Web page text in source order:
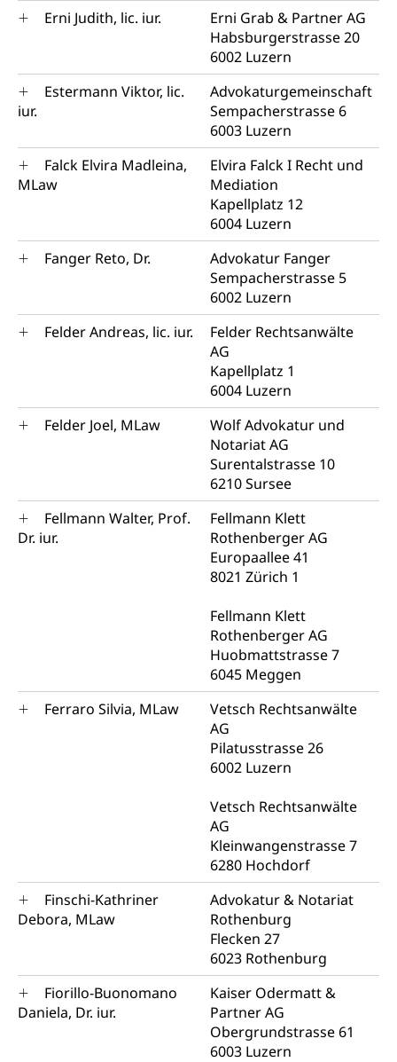
Erni Judith, lic. iur.
Erni Grab & Partner AG
Habsburgerstrasse 20
6002 Luzern
Estermann Viktor, lic.
iur.
Advokaturgemeinschaft
Sempacherstrasse 6
6003 Luzern
Falck Elvira Madleina,
MLaw
Elvira Falck I Recht und
Mediation
Kapellplatz 12
6004 Luzern
Fanger Reto, Dr.
Advokatur Fanger
Sempacherstrasse 5
6002 Luzern
Felder Andreas, lic. iur.
Felder Rechtsanwälte
AG
Kapellplatz 1
6004 Luzern
Felder Joel, MLaw
Wolf Advokatur und
Notariat AG
Surentalstrasse 10
6210 Sursee
Fellmann Walter, Prof.
Dr. iur.
Fellmann Klett
Rothenberger AG
Europaallee 41
8021 Zürich 1
Fellmann Klett
Rothenberger AG
Huobmattstrasse 7
6045 Meggen
Ferraro Silvia, MLaw
Vetsch Rechtsanwälte
AG
Pilatusstrasse 26
6002 Luzern
Vetsch Rechtsanwälte
AG
Kleinwangenstrasse 7
6280 Hochdorf
Finschi-Kathriner
Debora, MLaw
Advokatur & Notariat
Rothenburg
Flecken 27
6023 Rothenburg
Fiorillo-Buonomano
Daniela, Dr. iur.
Kaiser Odermatt &
Partner AG
Obergrundstrasse 61
6003 Luzern